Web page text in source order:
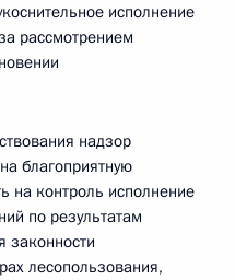
исполнение
рассмотрением
надзор
благоприятную
на контроль исполнение
по результатам
законности
лесопользования,